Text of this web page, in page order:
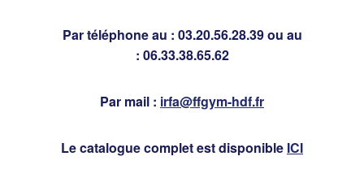
Par téléphone au : 03.20.56.28.39 ou au
: 06.33.38.65.62
Par mail : irfa@ffgym-hdf.fr
Le catalogue complet est disponible ICI